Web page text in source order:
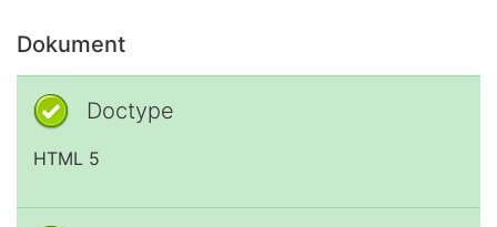
Dokument
Doctype
HTML 5